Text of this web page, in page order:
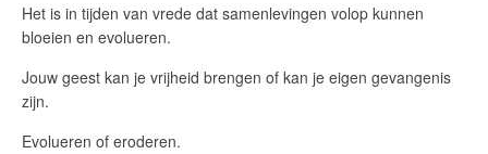
Het is in tijden van vrede dat samenlevingen volop kunnen
bloeien en evolueren.
Jouw geest kan je vrijheid brengen of kan je eigen gevangenis
zijn.
Evolueren of eroderen.